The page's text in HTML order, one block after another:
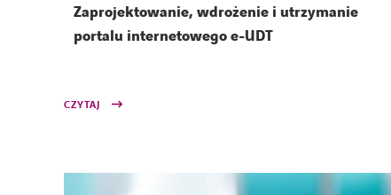
Zaprojektowanie, wdrożenie i utrzymanie
portalu internetowego e-UDT
CZYTAJ